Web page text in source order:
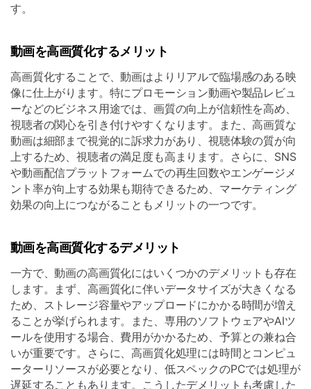
す。
動画を高画質化するメリット
高画質化することで、動画はよりリアルで臨場感のある映
像に仕上がります。特にプロモーション動画や製品レビュ
ーなどのビジネス用途では、画質の向上が信頼性を高め、
視聴者の関心を引き付けやすくなります。また、高画質な
動画は細部まで視覚的に訴求力があり、視聴体験の質が向
上するため、視聴者の満足度も高まります。さらに、SNS
や動画配信プラットフォームでの再生回数やエンゲージメ
ント率が向上する効果も期待できるため、マーケティング
効果の向上につながることもメリットの一つです。
動画を高画質化するデメリット
一方で、動画の高画質化にはいくつかのデメリットも存在
します。まず、高画質化に伴いデータサイズが大きくなる
ため、ストレージ容量やアップロードにかかる時間が増え
ることが挙げられます。また、専用のソフトウェアやAIツ
ールを使用する場合、費用がかかるため、予算との兼ね合
いが重要です。さらに、高画質化処理には時間とコンピュ
ーターリソースが必要となり、低スペックのPCでは処理が
遅延することもあります。こうしたデメリットも考慮した